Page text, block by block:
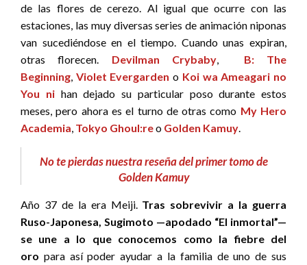
de las flores de cerezo. Al igual que ocurre con las
estaciones, las muy diversas series de animación niponas
van sucediéndose en el tiempo. Cuando unas expiran,
otras florecen. Devilman Crybaby
B: The
Beginning Violet Evergarden o Koi wa Ameagari no
You ni han dejado su particular poso durante estos
meses, pero ahora es el turno de otras como My Hero
Academia Tokyo Ghoul:reo Golden Kamuy
No te pierdas nuestra reseña del primer tomo de
Golden Kamuy
Año 37 de la era Meiji. Tras sobrevivir a la guerra
Ruso-Japonesa, Sugimoto —apodado “El inmortal”—
se une a lo que conocemos como la fiebre del
oro para así poder ayudar a la familia de uno de sus